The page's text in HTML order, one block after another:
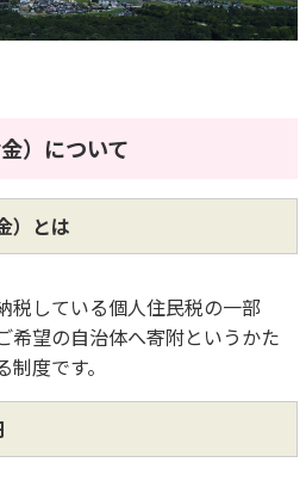
）について
）とは
税している個人住民税の一部
希望の自治体へ寄附というかた
度です。